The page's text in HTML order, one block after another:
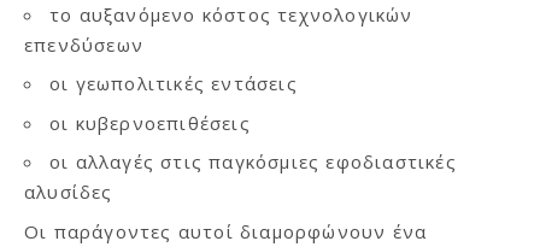
το αυξανόμενο κόστος τεχνολογικών
επενδύσεων
οι γεωπολιτικές εντάσεις
οι κυβερνοεπιθέσεις
οι αλλαγές στις παγκόσμιες εφοδιαστικές
αλυσίδες
Οι παράγοντες αυτοί διαμορφώνουν ένα